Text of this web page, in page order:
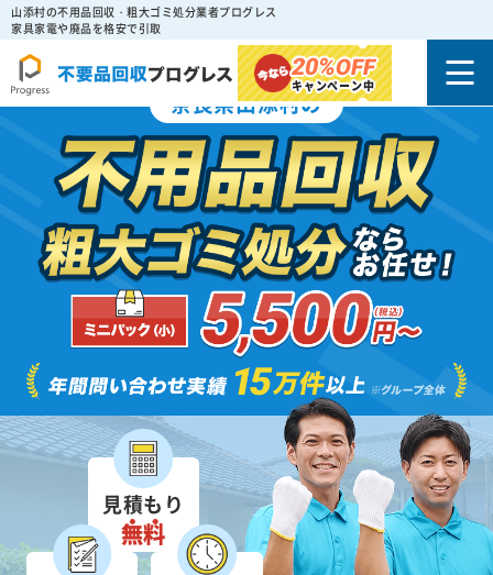
山添村の不用品回収・粗大ゴミ処分業者プログレス
家具家電や廃品を格安で引取
20%OFF
キャンペーン中
奈良県山添村の
見積もり
無料